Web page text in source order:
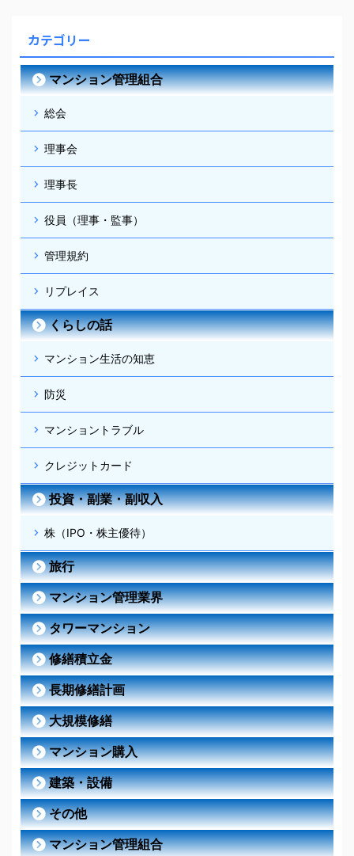
カテゴリー
マンション管理組合
総会
理事会
理事長
役員（理事・監事）
管理規約
リプレイス
くらしの話
マンション生活の知恵
防災
マンショントラブル
クレジットカード
投資・副業・副収入
株（IPO・株主優待）
旅行
マンション管理業界
タワーマンション
修繕積立金
長期修繕計画
大規模修繕
マンション購入
建築・設備
その他
マンション管理組合